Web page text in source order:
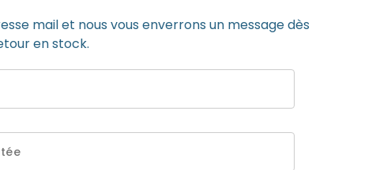
mail et nous vous enverrons un message dès
en stock.